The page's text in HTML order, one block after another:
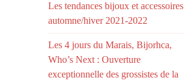
Les tendances bijoux et accessoires
automne/hiver 2021-2022
Les 4 jours du Marais, Bijorhca,
Who’s Next : Ouverture
exceptionnelle des grossistes de la